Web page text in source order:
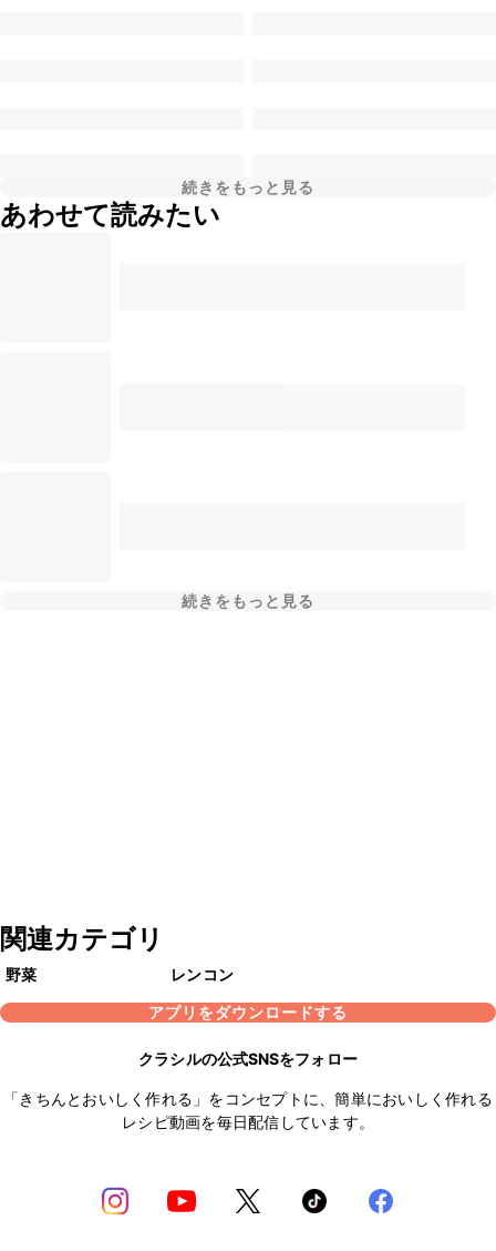
続きをもっと見る
あわせて読みたい
続きをもっと見る
関連カテゴリ
野菜
レンコン
アプリをダウンロードする
クラシルの公式SNSをフォロー
「きちんとおいしく作れる」をコンセプトに、簡単においしく作れる
レシピ動画を毎日配信しています。